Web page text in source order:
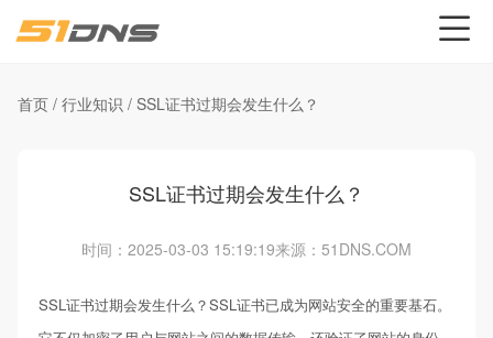
首页 / 行业知识 / SSL证书过期会发生什么？
SSL证书过期会发生什么？
时间：2025-03-03 15:19:19来源：51DNS.COM
SSL证书过期会发生什么？SSL证书已成为网站安全的重要基石。